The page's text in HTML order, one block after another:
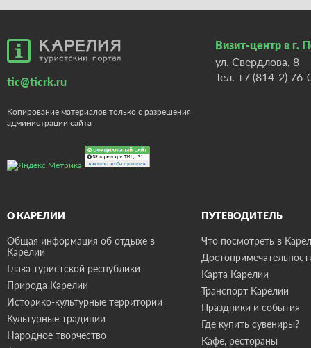
tic@ticrk.ru
Копирование материалов только с разрешения
администрации сайта
Визит-центр в г.
ул. Свердлова, 8
Тел. +7 (814-2) 76-
О КАРЕЛИИ
Общая информация об отдыхе в
Карелии
Глава туристской республики
Природа Карелии
Историко-культурные территории
Культурные традиции
Народное творчество
ПУТЕВОДИТЕЛЬ
Что посмотреть в
Карта Карелии
Транспорт Карелии
Праздники и события
Где купить сувениры?
Кафе, рестораны